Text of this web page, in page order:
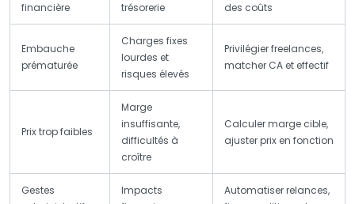
financière
trésorerie
des coûts
Embauche
prématurée
Charges fixes
lourdes et
risques élevés
Privilégier freelances,
matcher CA et effectif
Prix trop faibles
Marge
insuffisante,
difficultés à
croître
Calculer marge cible,
ajuster prix en fonction
Gestes
Impacts
Automatiser relances,